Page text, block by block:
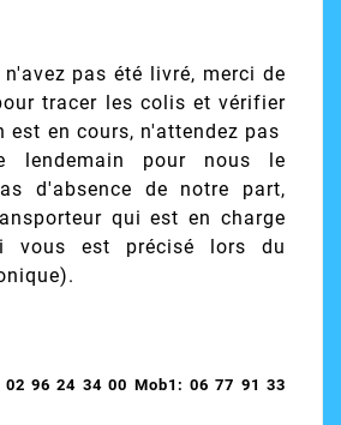
pas été livré, merci de
tracer les colis et vérifier
est en cours, n'attendez pas
pour nous le
d'absence de notre part,
qui est en charge
vous est précisé lors du
96 24 34 00 Mob1: 06 77 91 33